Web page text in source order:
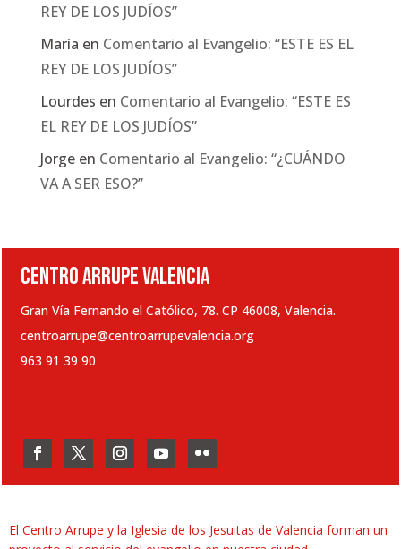
REY DE LOS JUDÍOS”
María en Comentario al Evangelio: “ESTE ES EL
REY DE LOS JUDÍOS”
Lourdes en Comentario al Evangelio: “ESTE ES
EL REY DE LOS JUDÍOS”
Jorgeen Comentario al Evangelio: “¿CUÁNDO
VA A SER ESO?”
CENTRO ARRUPE VALENCIA
Gran Vía Fernando el Católico, 78. CP 46008, Valencia.
centroarrupe@centroarrupevalencia.org
963 91 39 90
El Centro Arrupe y la Iglesia de los Jesuitas de Valencia forman un